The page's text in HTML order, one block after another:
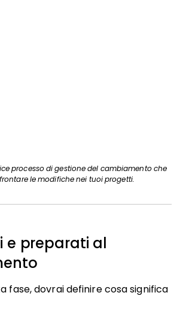
processo di gestione del cambiamento che
le modifiche nei tuoi progetti.
e preparati al
fase, dovrai definire cosa significa